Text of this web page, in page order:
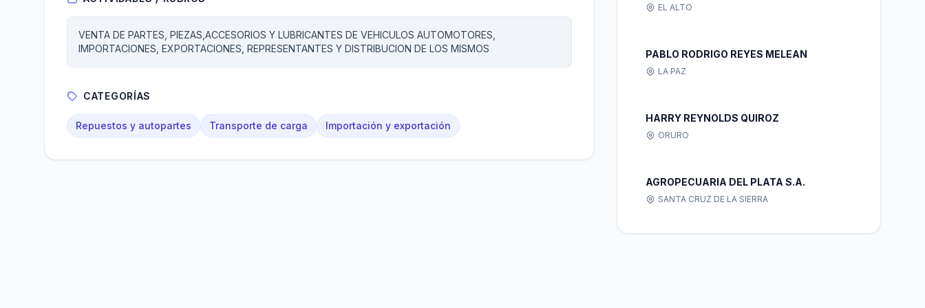
VENTA DE PARTES, PIEZAS,ACCESORIOS Y LUBRICANTES DE VEHICULOS AUTOMOTORES,
IMPORTACIONES, EXPORTACIONES, REPRESENTANTES Y DISTRIBUCION DE LOS MISMOS
CATEGORÍAS
Repuestos y autopartes Transporte de carga Importación y exportación
EL ALTO
PABLO RODRIGO REYES MELEAN
LA PAZ
HARRY REYNOLDS QUIROZ
ORURO
AGROPECUARIA DEL PLATA S.A.
SANTA CRUZ DE LA SIERRA